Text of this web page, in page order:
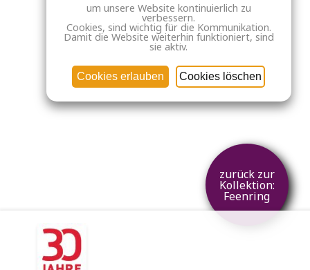
zurück zur
Kollektion:
Feenring
um unsere Website kontinuierlich zu
verbessern.
Cookies, sind wichtig für die Kommunikation.
Damit die Website weiterhin funktioniert, sind
sie aktiv.
Cookies erlauben Cookies löschen